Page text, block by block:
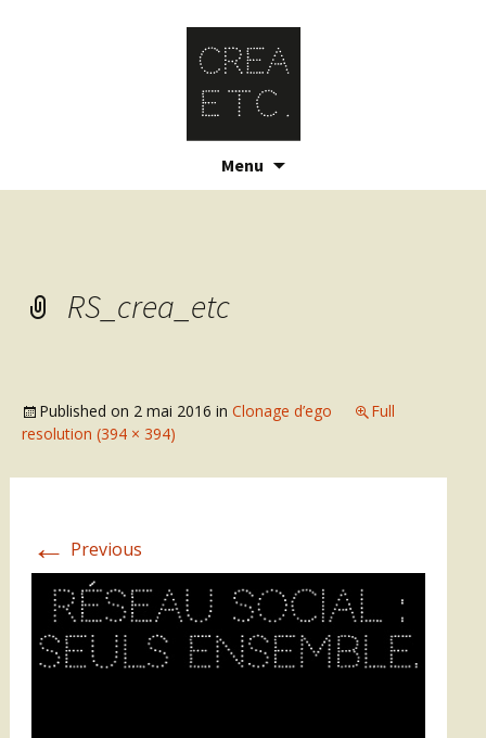
Menu
RS_crea_etc
Published on 2 mai 2016 in Clonage d’ego
Full
resolution (394 × 394)
← Previous